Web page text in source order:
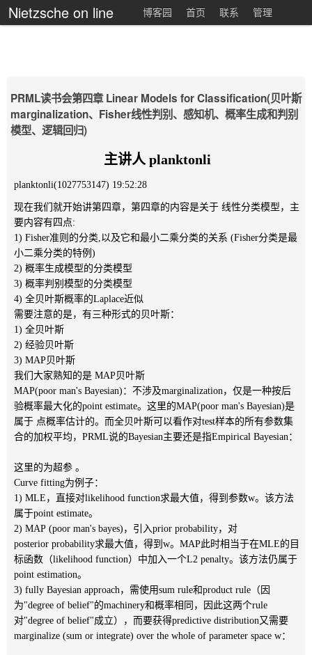
Nietzsche on line 博客园 首页 联系 管理
PRML读书会第四章 Linear Models for Classification(贝叶斯
marginalization、Fisher线性判别、感知机、概率生成和判别
模型、逻辑回归)
主讲人 planktonli
planktonli(1027753147) 19:52:28
现在我们就开始讲第四章，第四章的内容是关于 线性分类模型，主
要内容有四点:
1) Fisher准则的分类,以及它和最小二乘分类的关系 (Fisher分类是最
小二乘分类的特例)
2) 概率生成模型的分类模型
3) 概率判别模型的分类模型
4) 全贝叶斯概率的Laplace近似
需要注意的是，有三种形式的贝叶斯：
1) 全贝叶斯
2) 经验贝叶斯
3) MAP贝叶斯
我们大家熟知的是 MAP贝叶斯
MAP(poor man's Bayesian)：不涉及marginalization，仅是一种按后
验概率最大化的point estimate。这里的MAP(poor man's Bayesian)是
属于 点概率估计的。而全贝叶斯可以看作对test样本的所有参数集
合的加权平均，PRML说的Bayesian主要还是指Empirical Bayesian：
这里的为超参 。
Curve fitting为例子：
1) MLE，直接对likelihood function求最大值，得到参数w。该方法
属于point estimate。
2) MAP (poor man's bayes)，引入prior probability，对
posterior probability求最大值，得到w。MAP此时相当于在MLE的目
标函数（likelihood function）中加入一个L2 penalty。该方法仍属于
point estimation。
3) fully Bayesian approach，需使用sum rule和product rule（因
为"degree of belief"的machinery和概率相同，因此这两个rule
对"degree of belief"成立），而要获得predictive distribution又需要
marginalize (sum or integrate) over the whole of parameter space w：